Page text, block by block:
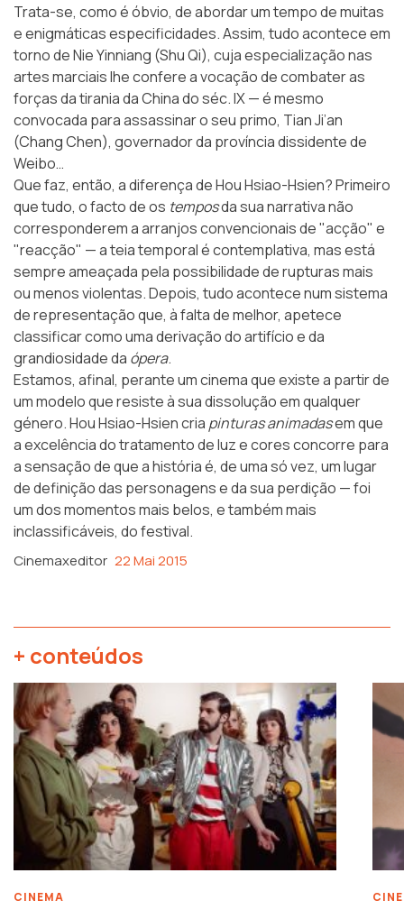
Trata-se, como é óbvio, de abordar um tempo de muitas
e enigmáticas especificidades. Assim, tudo acontece em
torno de Nie Yinniang (Shu Qi), cuja especialização nas
artes marciais lhe confere a vocação de combater as
forças da tirania da China do séc. IX — é mesmo
convocada para assassinar o seu primo, Tian Ji’an
(Chang Chen), governador da província dissidente de
Weibo…
Que faz, então, a diferença de Hou Hsiao-Hsien? Primeiro
que tudo, o facto de os temposda sua narrativa não
corresponderem a arranjos convencionais de "acção" e
"reacção" — a teia temporal é contemplativa, mas está
sempre ameaçada pela possibilidade de rupturas mais
ou menos violentas. Depois, tudo acontece num sistema
de representação que, à falta de melhor, apetece
classificar como uma derivação do artifício e da
grandiosidade da ópera.
Estamos, afinal, perante um cinema que existe a partir de
um modelo que resiste à sua dissolução em qualquer
género. Hou Hsiao-Hsien cria pinturas animadasem que
a excelência do tratamento de luz e cores concorre para
a sensação de que a história é, de uma só vez, um lugar
de definição das personagens e da sua perdição — foi
um dos momentos mais belos, e também mais
inclassificáveis, do festival.
Cinemaxeditor 22 Mai 2015
+ conteúdos
CINEMA